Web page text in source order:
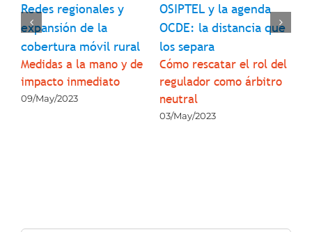
Redes regionales y
expansión de la
cobertura móvil rural
Medidas a la mano y de
impacto inmediato
09/May/2023
OSIPTEL y la agenda
OCDE: la distancia que
los separa
Cómo rescatar el rol del
regulador como árbitro
neutral
03/May/2023